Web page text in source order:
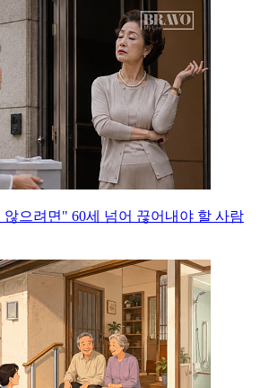
않으려면" 60세 넘어 끊어내야 할 사람